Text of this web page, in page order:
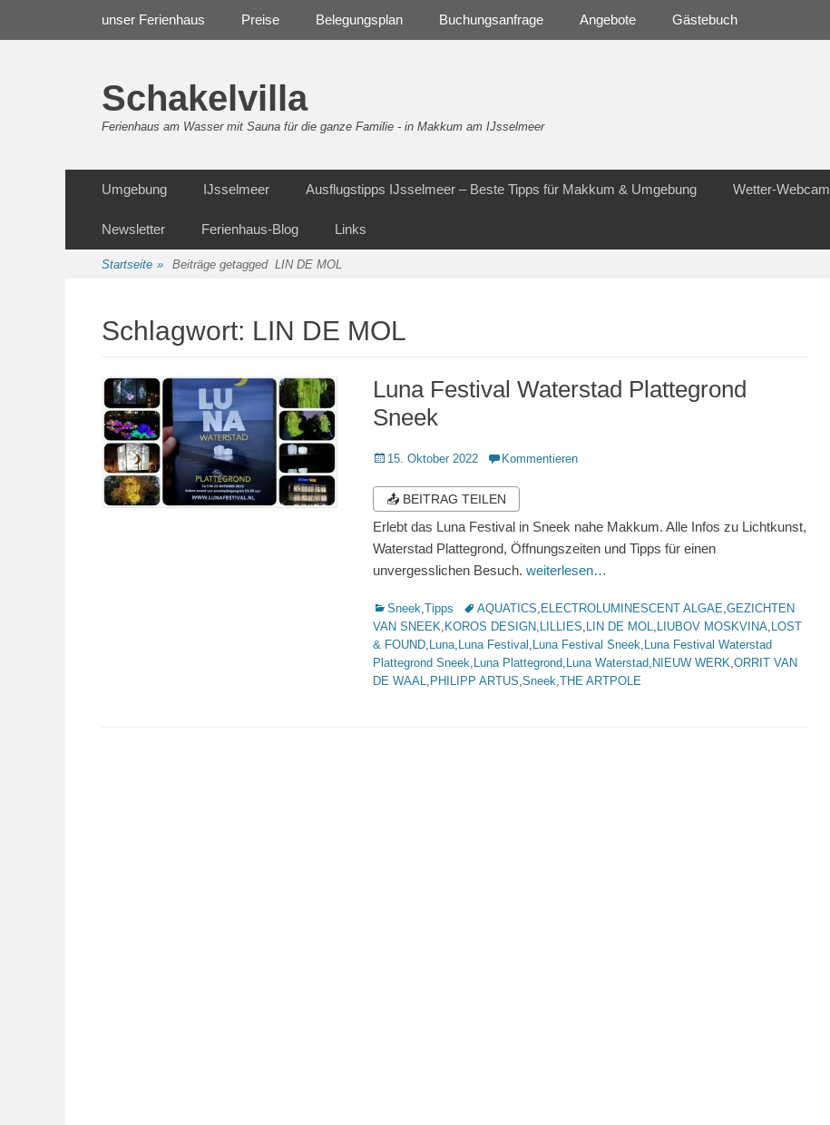
unser Ferienhaus Preise Belegungsplan Buchungsanfrage Angebote Gästebuch
Schakelvilla
Ferienhaus am Wasser mit Sauna für die ganze Familie - in Makkum am IJsselmeer
Inhalt
Umgebung IJsselmeer Ausflugstipps IJsselmeer – Beste Tipps für Makkum & Umgebung Wetter-Webcam
Newsletter Ferienhaus-Blog Links
Startseite » Beiträge getagged LIN DE MOL
Schlagwort: LIN DE MOL
Luna Festival Waterstad Plattegrond
Sneek
Veröffentlicht
15. Oktober 2022 Kommentieren
📤 BEITRAG TEILEN
Erlebt das Luna Festival in Sneek nahe Makkum. Alle Infos zu Lichtkunst,
Waterstad Plattegrond, Öffnungszeiten und Tipps für einen
unvergesslichen Besuch. weiterlesen…
Kategorien
Sneek,Tipps Schlagworte
AQUATICS, ELECTROLUMINESCENT ALGAE,GEZICHTEN
VAN SNEEK, KOROS DESIGN, LILLIES, LIN DE MOL, LIUBOV MOSKVINA, LOST
& FOUND, Luna, Luna Festival , Luna Festival Sneek, Luna Festival Waterstad
Plattegrond Sneek, Luna Plattegrond, Luna Waterstad, NIEUW WERK,ORRIT VAN
DE WAAL, PHILIPP ARTUS,Sneek,THE ARTPOLE